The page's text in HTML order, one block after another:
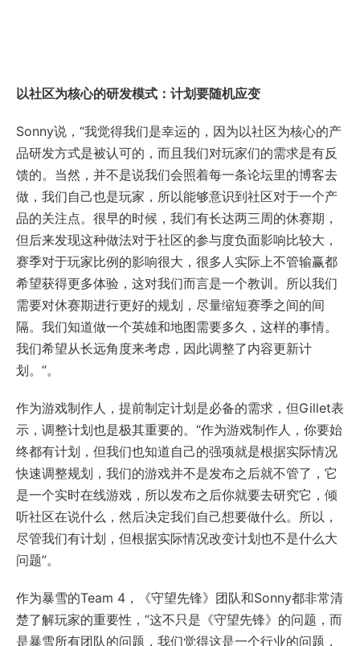
以社区为核心的研发模式：计划要随机应变
Sonny说，“我觉得我们是幸运的，因为以社区为核心的产
品研发方式是被认可的，而且我们对玩家们的需求是有反
馈的。当然，并不是说我们会照着每一条论坛里的博客去
做，我们自己也是玩家，所以能够意识到社区对于一个产
品的关注点。很早的时候，我们有长达两三周的休赛期，
但后来发现这种做法对于社区的参与度负面影响比较大，
赛季对于玩家比例的影响很大，很多人实际上不管输赢都
希望获得更多体验，这对我们而言是一个教训。所以我们
需要对休赛期进行更好的规划，尽量缩短赛季之间的间
隔。我们知道做一个英雄和地图需要多久，这样的事情。
我们希望从长远角度来考虑，因此调整了内容更新计
划。”。
作为游戏制作人，提前制定计划是必备的需求，但Gillet表
示，调整计划也是极其重要的。“作为游戏制作人，你要始
终都有计划，但我们也知道自己的强项就是根据实际情况
快速调整规划，我们的游戏并不是发布之后就不管了，它
是一个实时在线游戏，所以发布之后你就要去研究它，倾
听社区在说什么，然后决定我们自己想要做什么。所以，
尽管我们有计划，但根据实际情况改变计划也不是什么大
问题”。
作为暴雪的Team 4，《守望先锋》团队和Sonny都非常清
楚了解玩家的重要性，“这不只是《守望先锋》的问题，而
是暴雪所有团队的问题，我们觉得这是一个行业的问题，